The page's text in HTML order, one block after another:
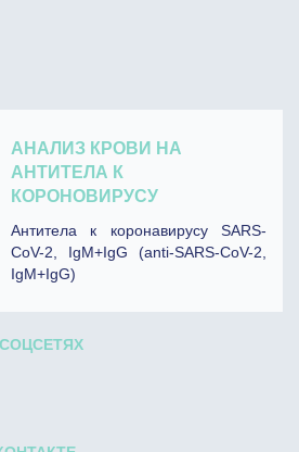
АНАЛИЗ КРОВИ НА
АНТИТЕЛА К
КОРОНОВИРУСУ
Антитела к коронавирусу SARS-
CoV-2, IgM+IgG (anti-SARS-CoV-2,
IgM+IgG)